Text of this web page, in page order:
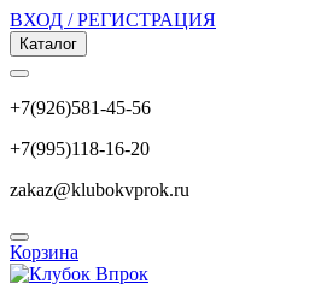
ВХОД / РЕГИСТРАЦИЯ
Каталог
+7(926)581-45-56
+7(995)118-16-20
zakaz@klubokvprok.ru
Корзина